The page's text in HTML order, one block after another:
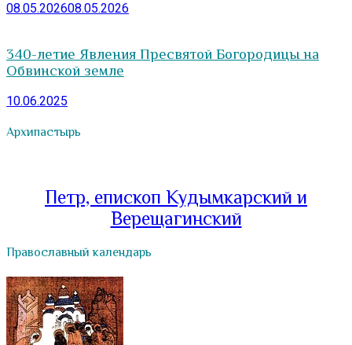
08.05.202608.05.2026
340-летие Явления Пресвятой Богородицы на
Обвинской земле
10.06.2025
Архипастырь
Петр, епископ Кудымкарский и
Верещагинский
Православный календарь